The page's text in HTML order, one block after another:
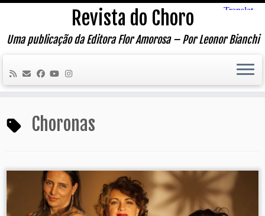
Skip
content
Revista do Choro
Uma publicação da Editora Flor Amorosa – Por Leonor Bianchi
Choronas